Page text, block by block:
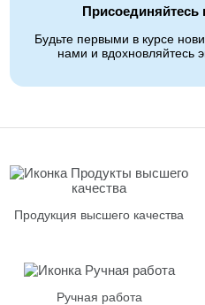
Присоединяйтесь
Будьте первыми в курсе
нами и вдохновляйтесь
Продукция высшего качества
Ручная работа